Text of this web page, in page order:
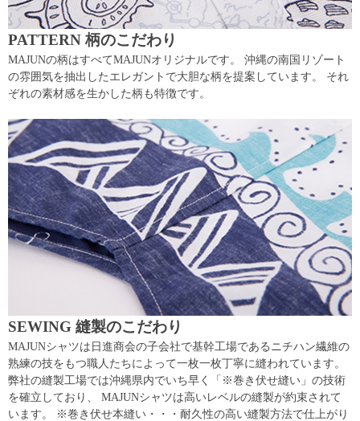
PATTERN 柄のこだわり
MAJUNの柄はすべてMAJUNオリジナルです。 沖縄の南国リゾート
の雰囲気を抽出したエレガントで大胆な柄を提案しています。 それ
ぞれの素材感を生かした柄も特徴です。
SEWING 縫製のこだわり
MAJUNシャツは日進商会の子会社で基幹工場であるニチハン繊維の
熟練の技をもつ職人たちによって一枚一枚丁寧に縫われています。
弊社の縫製工場では沖縄県内でいち早く「※巻き伏せ縫い」の技術
を確立しており、 MAJUNシャツは高いレベルの縫製が約束されて
います。 ※巻き伏せ本縫い・・・耐久性の高い縫製方法で仕上がり